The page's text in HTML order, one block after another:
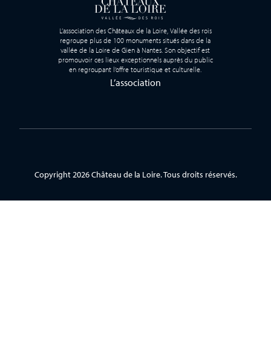
L’association des Châteaux de la Loire, Vallée des rois
regroupe plus de 100 monuments situés dans de la
vallée de la Loire de Gien à Nantes. Son objectif est
promouvoir ces lieux exceptionnels auprès du public
en regroupant l’offre touristique et culturelle.
L’association
Copyright 2026 Château de la Loire. Tous droits réservés.